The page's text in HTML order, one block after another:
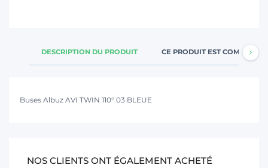
DESCRIPTION DU PRODUIT CE PRODUIT EST
Buses Albuz AVI TWIN 110° 03 BLEUE
NOS CLIENTS ONT ÉGALEMENT ACHETÉ